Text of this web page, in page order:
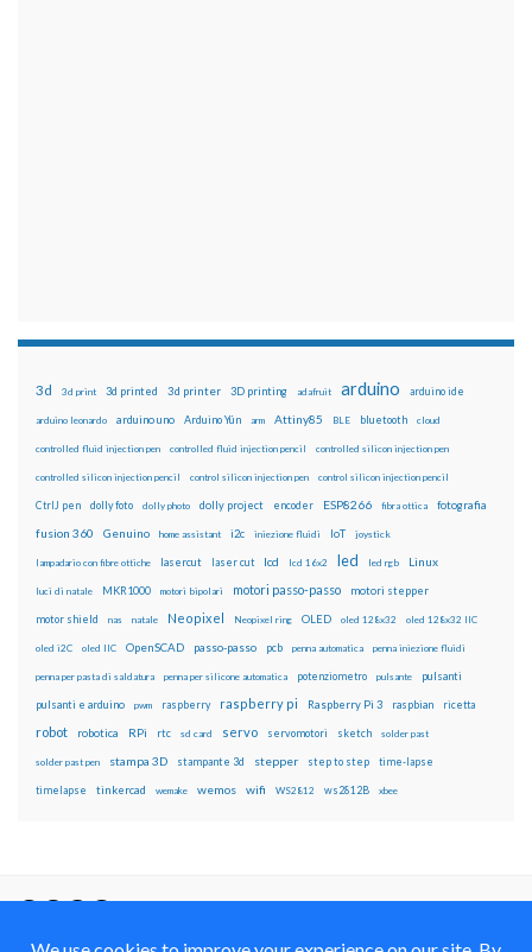
3d 3d print 3d printed 3d printer 3D printing adafruit arduino arduino ide
arduino leonardo arduino uno Arduino Yún arm Attiny85 BLE bluetooth cloud
controlled fluid injection pen controlled fluid injection pencil controlled silicon injection pen
controlled silicon injection pencil control silicon injection pen control silicon injection pencil
CtrlJ pen dolly foto dolly photo dolly project encoder ESP8266 fibra ottica fotografia
fusion 360 Genuino home assistant i2c iniezione fluidi IoT joystick
lampadario con fibre ottiche lasercut laser cut lcd lcd 16x2 led led rgb Linux
luci di natale MKR1000 motori bipolari motori passo-passo motori stepper
motor shield nas natale Neopixel Neopixel ring OLED oled 128x32 oled 128x32 IIC
oled i2C oled IIC OpenSCAD passo-passo pcb penna automatica penna iniezione fluidi
penna per pasta di saldatura penna per silicone automatica potenziometro pulsante pulsanti
pulsanti e arduino pwm raspberry raspberry pi Raspberry Pi 3 raspbian ricetta
robot robotica RPi rtc sd card servo servomotori sketch solder past
solder past pen stampa 3D stampante 3d stepper step to step time-lapse
timelapse tinkercad wemake wemos wifi WS2812 ws2812B xbee